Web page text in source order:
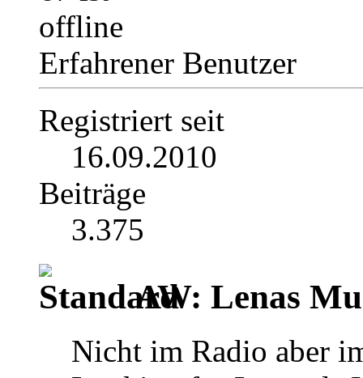
Erfahrener Benutzer
Registriert seit
16.09.2010
Beiträge
3.375
AW: Lenas
Nicht im Radio aber